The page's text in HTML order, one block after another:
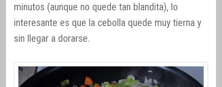
minutos (aunque no quede tan blandita), lo
interesante es que la cebolla quede muy tierna y
sin llegar a dorarse.